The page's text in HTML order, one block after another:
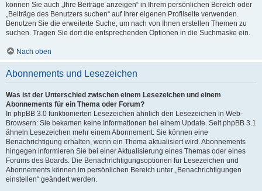
können Sie auch „Ihre Beiträge anzeigen“ in Ihrem persönlichen Bereich oder
„Beiträge des Benutzers suchen“ auf Ihrer eigenen Profilseite verwenden.
Benutzen Sie die erweiterte Suche, um nach von Ihnen erstellen Themen zu
suchen. Tragen Sie dort die entsprechenden Optionen in die Suchmaske ein.
Nach oben
Abonnements und Lesezeichen
Was ist der Unterschied zwischen einem Lesezeichen und einem
Abonnements für ein Thema oder Forum?
In phpBB 3.0 funktionierten Lesezeichen ähnlich den Lesezeichen in Web-
Browsern: Sie bekamen keine Informationen bei einem Update. Seit phpBB 3.1
ähneln Lesezeichen mehr einem Abonnement: Sie können eine
Benachrichtigung erhalten, wenn ein Thema aktualisiert wird. Abonnements
hingegen informieren Sie bei einer Aktualisierung eines Themas oder eines
Forums des Boards. Die Benachrichtigungsoptionen für Lesezeichen und
Abonnements können im persönlichen Bereich unter „Benachrichtigungen
einstellen“ geändert werden.